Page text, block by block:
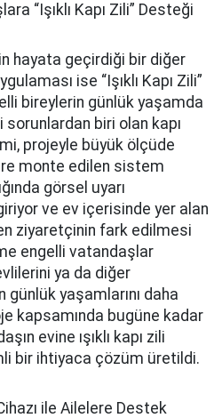
“Işıklı Kapı Zili” Desteği
hayata geçirdiği bir diğer
ise “Işıklı Kapı Zili”
bireylerin günlük yaşamda
sorunlardan biri olan kapı
projeyle büyük ölçüde
monte edilen sistem
görsel uyarı
ve ev içerisinde yer alan
ziyaretçinin fark edilmesi
engelli vatandaşlar
ya da diğer
yaşamlarını daha
kapsamında bugüne kadar
evine ışıklı kapı zili
bir ihtiyaca çözüm üretildi.
ile Ailelere Destek